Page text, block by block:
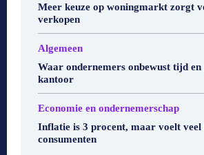
Meer keuze op woningmarkt zorgt
verkopen
Algemeen
Waar ondernemers onbewust tijd en
kantoor
Economie en ondernemerschap
Inflatie is 3 procent, maar voelt
consumenten